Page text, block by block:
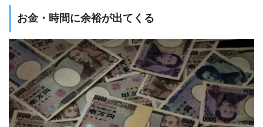
お金・時間に余裕が出てくる